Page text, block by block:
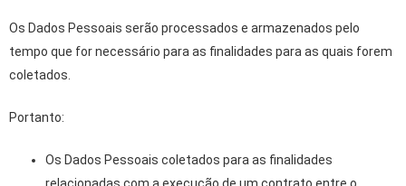
Os Dados Pessoais serão processados e armazenados pelo
tempo que for necessário para as finalidades para as quais forem
coletados.
Portanto:
Os Dados Pessoais coletados para as finalidades